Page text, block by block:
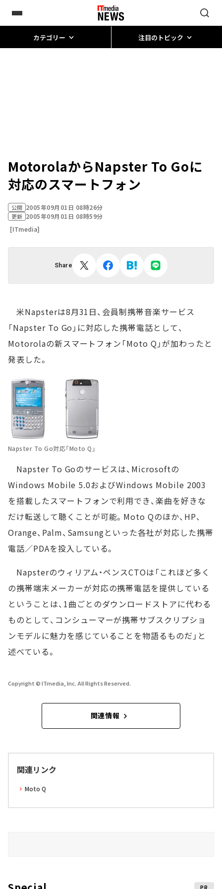
カテゴリー 注目のトピック
MotorolaからNapster To Goに
対応のスマートフォン
公開 2005年09月01日 08時26分
更新 2005年09月01日 08時59分
[ITmedia]
Share
米Napsterは8月31日、会員制携帯音楽サービス
「Napster To Go」に対応した携帯電話として、
Motorolaの新スマートフォン「Moto Q」が加わったと
発表した。
Napster To Go対応「Moto Q」
Napster To Goのサービスは、Microsoftの
Windows Mobile 5.0およびWindows Mobile 2003
を搭載したスマートフォンで利用でき、楽曲を好きな
だけ転送して聴くことが可能。Moto Qのほか、HP、
Orange、Palm、Samsungといった各社が対応した携帯
電話／PDAを投入している。
Napsterのウィリアム・ペンスCTOは「これほど多く
の携帯端末メーカーが対応の携帯電話を提供している
ということは、1曲ごとのダウンロードストアに代わる
ものとして、コンシューマーが携帯サブスクリプショ
ンモデルに魅力を感じていることを物語るものだ」と
述べている。
Copyright © ITmedia, Inc. All Rights Reserved.
関連情報
関連リンク
Moto Q
PR